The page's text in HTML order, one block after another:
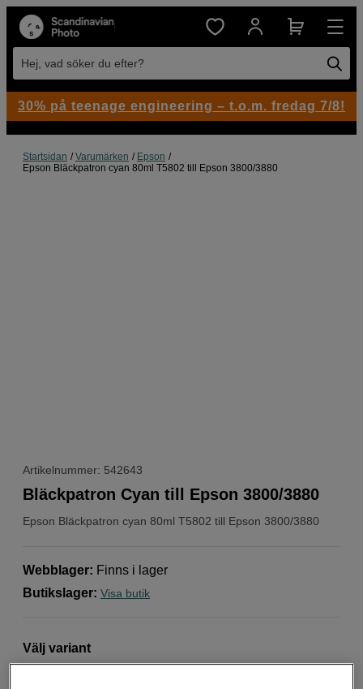
Hej, vad söker du efter?
Startsidan Varumärken
Epson
Epson Bläckpatron cyan 80ml T5802 till Epson 3800/3880
Artikelnummer: 542643
Epson Bläckpatron cyan 80ml T5802 till Epson 3800/3880
Bläckpatron Cyan till Epson 3800/3880
Webblager: Finns i lager
Butikslager: Visa butik
Välj variant
30% på teenage engineering – t.o.m. fredag 7/8!